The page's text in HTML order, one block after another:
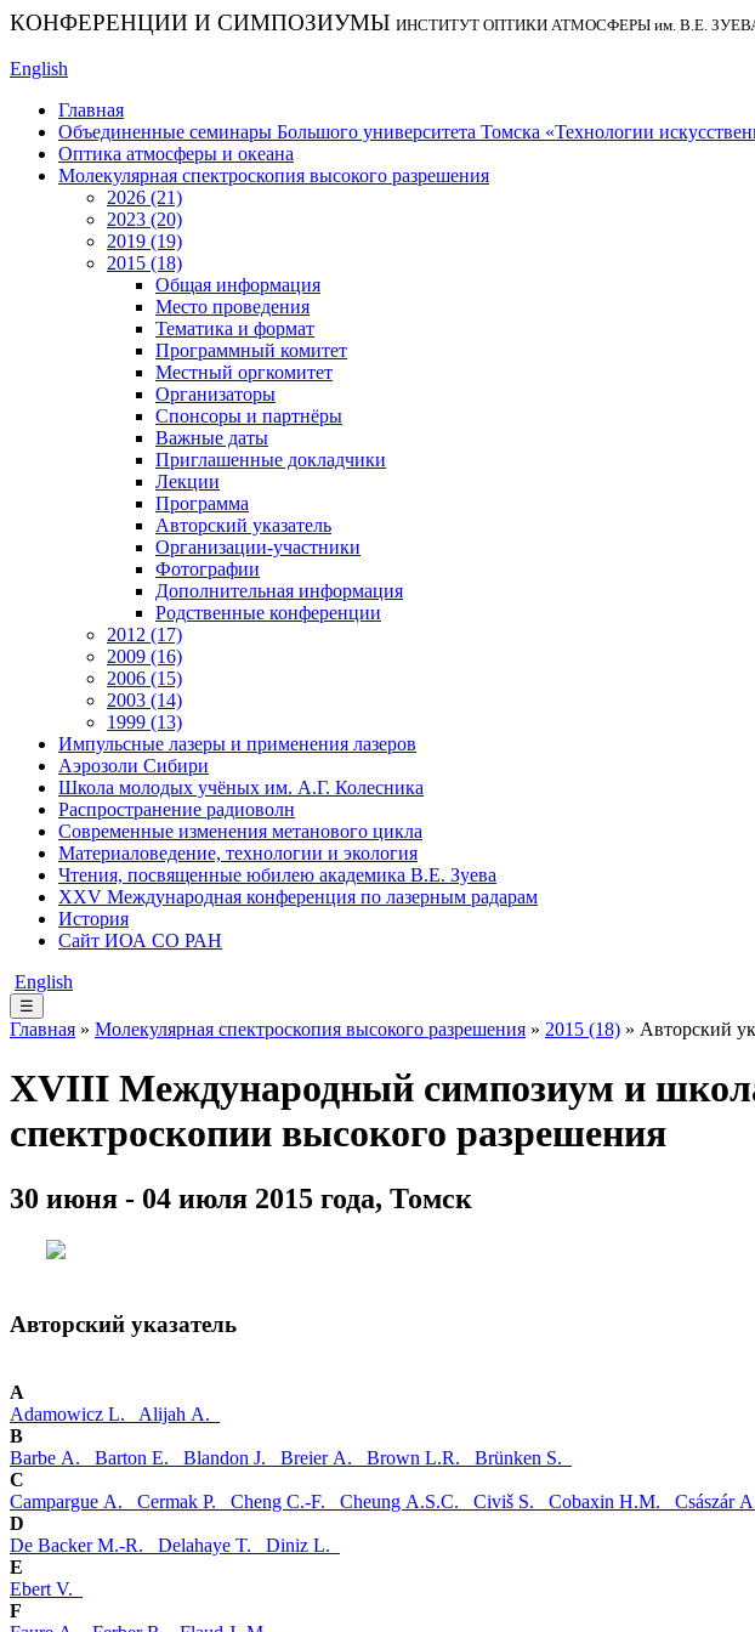
КОНФЕРЕНЦИИ И СИМПОЗИУМЫ ИНСТИТУТ ОПТИКИ АТМОСФЕРЫ им. В.Е.
English
Главная
Объединенные семинары Большого университета Томска «Технологии
Оптика атмосферы и океана
Молекулярная спектроскопия высокого разрешения
2026 (21)
2023 (20)
2019 (19)
2015 (18)
Общая информация
Место проведения
Тематика и формат
Программный комитет
Местный оргкомитет
Организаторы
Спонсоры и партнёры
Важные даты
Приглашенные докладчики
Лекции
Программа
Авторский указатель
Организации-участники
Фотографии
Дополнительная информация
Родственные конференции
2012 (17)
2009 (16)
2006 (15)
2003 (14)
1999 (13)
Импульсные лазеры и применения лазеров
Аэрозоли Сибири
Школа молодых учёных им. А.Г. Колесника
Распространение радиоволн
Современные изменения метанового цикла
Материаловедение, технологии и экология
Чтения, посвященные юбилею академика В.Е. Зуева
XXV Международная конференция по лазерным радарам
История
Сайт ИОА СО РАН
English
☰
Главная » Молекулярная спектроскопия высокого разрешения » 2015 (18) » Авторский
XVIII Международный симпозиум и
спектроскопии высокого разрешения
30 июня - 04 июля 2015 года, Томск
Авторский указатель
A
Adamowicz L. Alijah A.
B
Barbe A. Barton E. Blandon J. Breier A. Brown L.R. Brünken S.
C
Campargue A. Cermak P. Cheng C.-F. Cheung A.S.C. Civiš S. Cobaxin H.M. Császár
D
De Backer M.-R. Delahaye T. Diniz L.
E
Ebert V.
F